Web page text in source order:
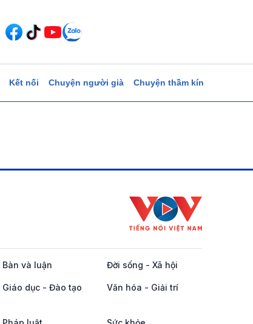
Kết nối Chuyện người già Chuyện thầm kín
Bàn và luận Đời sống - Xã hội
Giáo dục - Đào tạo Văn hóa - Giải trí